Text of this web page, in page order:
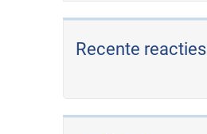
Recente reacties